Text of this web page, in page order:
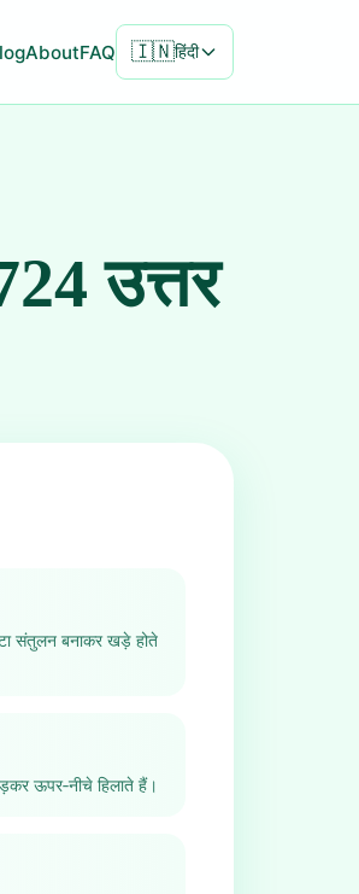
AboutFAQ 🇮🇳हिंदी
उत्तर
संतुलन बनाकर खड़े होते
ऊपर‑नीचे हिलाते हैं।